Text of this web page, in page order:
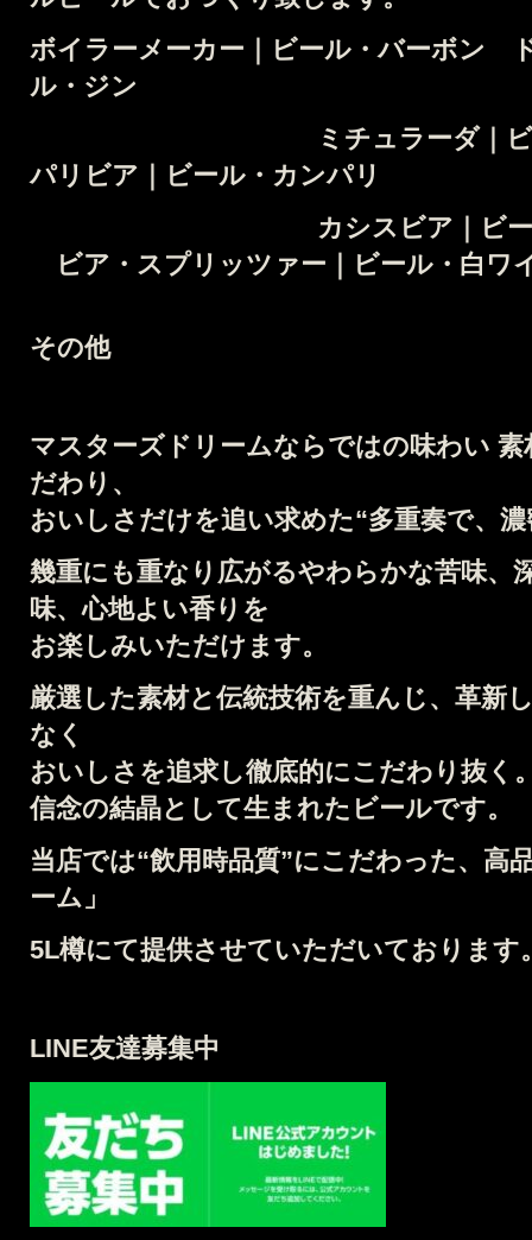
ボイラーメーカー｜ビール・バーボン
ル・ジン
ミチュラーダ｜ビール
パリビア｜ビール・カンパリ
カシスビア｜ビール・カ
ビア・スプリッツァー｜ビール・白ワ
その他
マスターズドリームならではの味わい 素
だわり、
おいしさだけを追い求めた“多重奏で、
幾重にも重なり広がるやわらかな苦味、
味、心地よい香りを
お楽しみいただけます。
厳選した素材と伝統技術を重んじ、 革新
なく
おいしさを追求し徹底的にこだわり抜く
信念の結晶として生まれたビールです。
当店では“飲用時品質”にこだわった、高
ーム」
5L樽にて提供させていただいております
LINE友達募集中